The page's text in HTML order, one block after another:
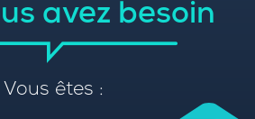
avez besoin
Vous êtes :